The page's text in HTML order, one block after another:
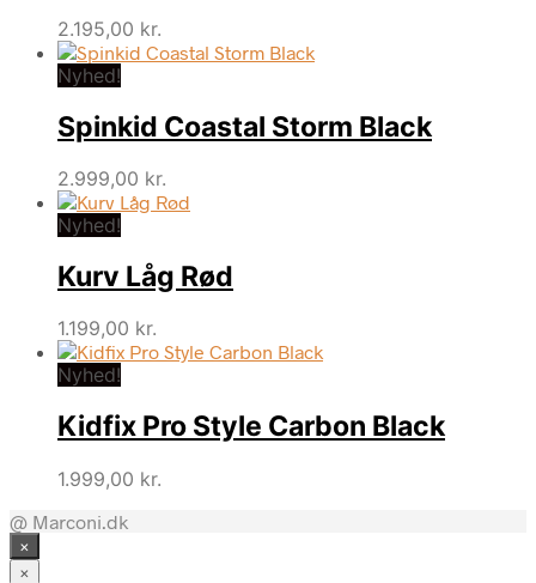
2.195,00 kr.
Nyhed!
Spinkid Coastal Storm Black
2.999,00 kr.
Nyhed!
Kurv Låg Rød
1.199,00 kr.
Nyhed!
Kidfix Pro Style Carbon Black
1.999,00 kr.
@ Marconi.dk
×
×